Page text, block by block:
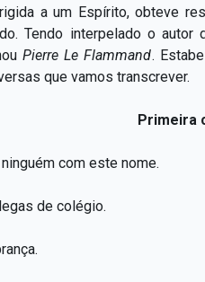
a um Espírito, obteve
Tendo interpelado o
Pierre Le Flammand.
que vamos transcrever.
Primeira
com este nome.
de colégio.